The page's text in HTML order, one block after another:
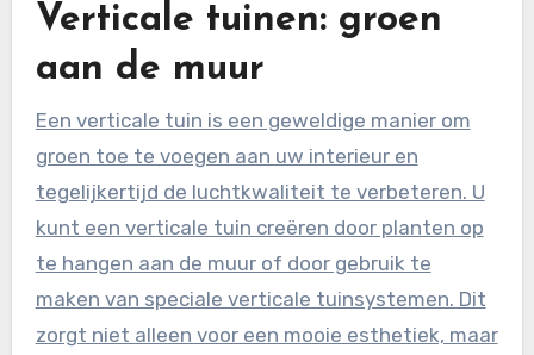
Verticale tuinen: groen
aan de muur
Een verticale tuin is een geweldige manier om
groen toe te voegen aan uw interieur en
tegelijkertijd de luchtkwaliteit te verbeteren. U
kunt een verticale tuin creëren door planten op
te hangen aan de muur of door gebruik te
maken van speciale verticale tuinsystemen. Dit
zorgt niet alleen voor een mooie esthetiek, maar